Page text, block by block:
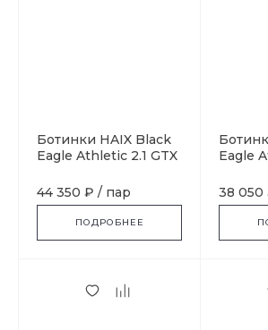
Ботинки HAIX Black
Eagle Athletic 2.1 GTX
44 350 ₽ / пар
ПОДРОБНЕЕ
Eagle
38 050